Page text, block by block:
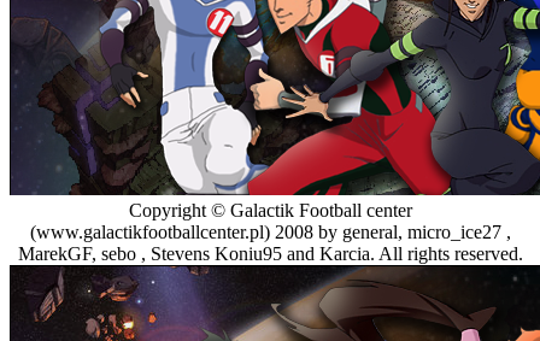
Copyright © Galactik Football center
(www.galactikfootballcenter.pl) 2008 by general, micro_ice27 ,
MarekGF, sebo , Stevens Koniu95 and Karcia. All rights reserved.